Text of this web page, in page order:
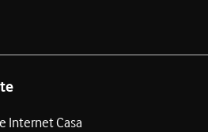
Internet Casa